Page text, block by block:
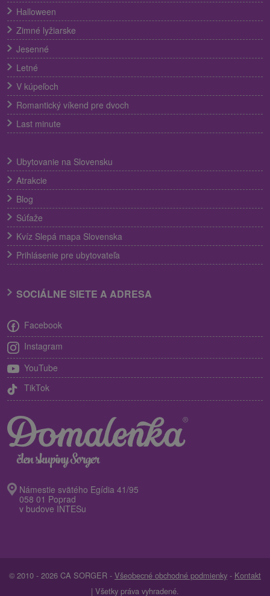
Halloween
Zimné lyžiarske
Jesenné
Letné
V kúpeľoch
Romantický víkend pre dvoch
Last minute
Ubytovanie na Slovensku
Atrakcie
Blog
Súťaže
Kvíz Slepá mapa Slovenska
Prihlásenie pre ubytovateľa
SOCIÁLNE SIETE A ADRESA
Facebook
Instagram
YouTube
TikTok
Námestie svätého Egídia 41/95
058 01 Poprad
v budove INTESu
© 2010 - 2026 CA SORGER - Všeobecné obchodné podmienky - Kontakt
| Všetky práva vyhradené.